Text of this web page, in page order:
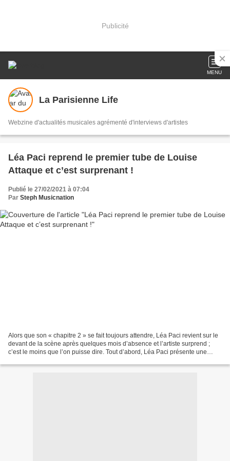
Publicité
MENU
La Parisienne Life
Webzine d'actualités musicales agrémenté d'interviews d'artistes
Léa Paci reprend le premier tube de Louise
Attaque et c’est surprenant !
Publié le 27/02/2021 à 07:04
Par Steph Musicnation
Alors que son « chapitre 2 » se fait toujours attendre, Léa Paci revient sur le
devant de la scène après quelques mois d’absence et l’artiste surprend ;
c’est le moins que l’on puisse dire. Tout d’abord, Léa Paci présente une